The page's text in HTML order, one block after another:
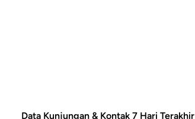
Data Kunjungan & Kontak 7 Hari Terakhir